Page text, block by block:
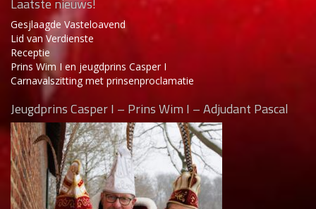
Laatste nieuws!
Gesjlaagde Vasteloavend
Lid van Verdienste
Receptie
Prins Wim I en jeugdprins Casper I
Carnavalszitting met prinsenproclamatie
Jeugdprins Casper I – Prins Wim I – Adjudant Pascal